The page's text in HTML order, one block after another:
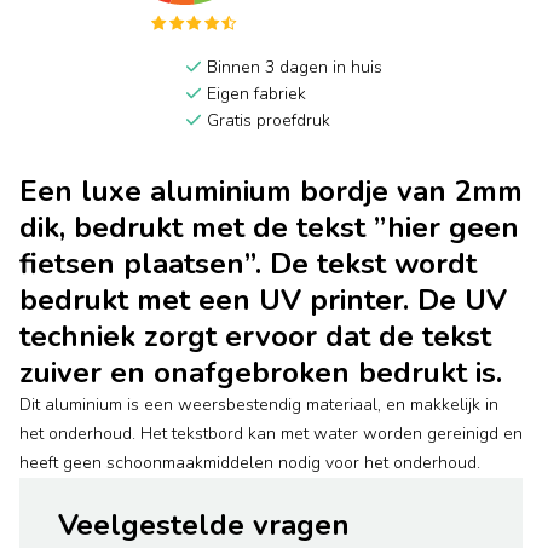
Binnen 3 dagen in huis
Eigen fabriek
Gratis proefdruk
Een luxe aluminium bordje van 2mm
dik, bedrukt met de tekst ”hier geen
fietsen plaatsen”. De tekst wordt
bedrukt met een UV printer. De UV
techniek zorgt ervoor dat de tekst
zuiver en onafgebroken bedrukt is.
Dit aluminium is een weersbestendig materiaal, en makkelijk in
het onderhoud. Het tekstbord kan met water worden gereinigd en
heeft geen schoonmaakmiddelen nodig voor het onderhoud.
Veelgestelde vragen